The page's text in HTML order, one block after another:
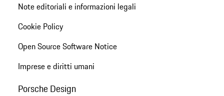
Note editoriali e informazioni legali
Cookie Policy
Open Source Software Notice
Imprese e diritti umani
Porsche Design